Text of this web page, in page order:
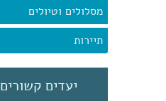
מסלולים וטיולים
תיירות
יעדים קשורים